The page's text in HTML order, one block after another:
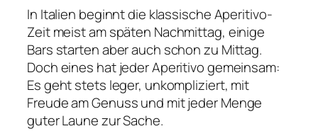
In Italien beginnt die klassische Aperitivo-
Zeit meist am späten Nachmittag, einige
Bars starten aber auch schon zu Mittag.
Doch eines hat jeder Aperitivo gemeinsam:
Es geht stets leger, unkompliziert, mit
Freude am Genuss und mit jeder Menge
guter Laune zur Sache.